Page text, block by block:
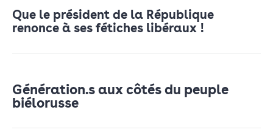
Que le président de la République
renonce à ses fétiches libéraux !
Génération.s aux côtés du peuple
biélorusse